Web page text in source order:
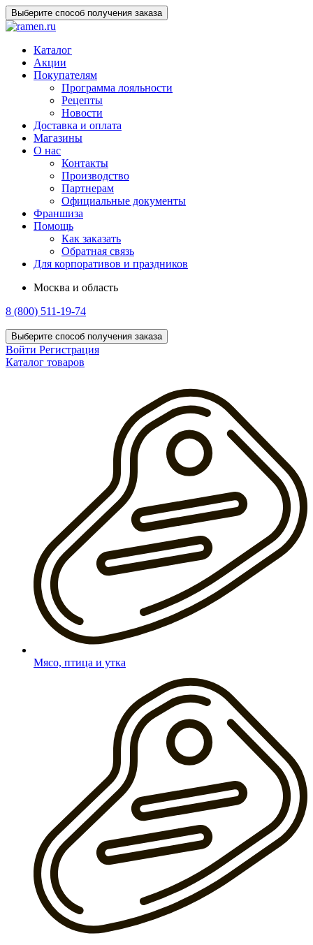
Выберите способ получения заказа
Каталог
Акции
Покупателям
Программа лояльности
Рецепты
Новости
Доставка и оплата
Магазины
О нас
Контакты
Производство
Партнерам
Официальные документы
Франшиза
Помощь
Как заказать
Обратная связь
Для корпоративов и праздников
Москва и область
8 (800) 511-19-74
Выберите способ получения заказа
Войти Регистрация
Каталог товаров
Мясо, птица и утка